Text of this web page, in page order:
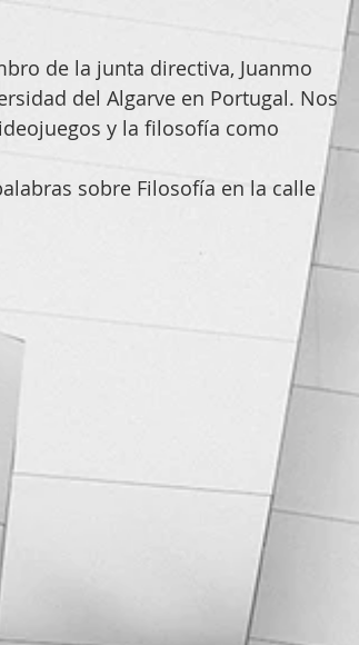
de la junta directiva, Juanmo
del Algarve en Portugal. Nos
y la filosofía como
sobre Filosofía en la calle